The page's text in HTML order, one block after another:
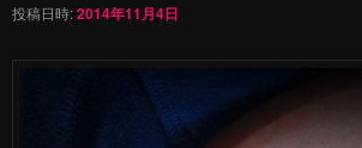
投稿日時:2014年11月4日